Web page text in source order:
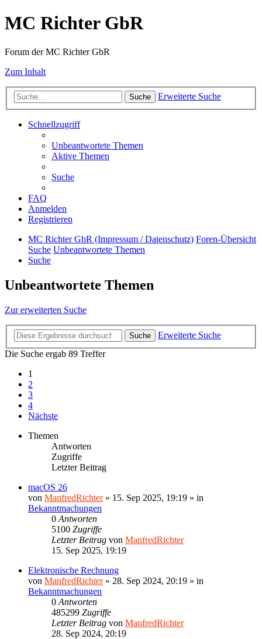
MC Richter GbR
Forum der MC Richter GbR
Zum Inhalt
Suche Erweiterte Suche
Schnellzugriff
Unbeantwortete Themen
Aktive Themen
Suche
FAQ
Anmelden
Registrieren
MC Richter GbR (Impressum / Datenschutz) Foren-Übersicht
Suche Unbeantwortete Themen
Suche
Unbeantwortete Themen
Zur erweiterten Suche
Suche
Erweiterte Suche
Die Suche ergab 89 Treffer
1
2
3
4
Nächste
Themen
Antworten
Zugriffe
Letzter Beitrag
macOS 26
von ManfredRichter» 15. Sep 2025, 19:19 » in
Bekanntmachungen
0 Antworten
5100 Zugriffe
Letzter Beitrag von ManfredRichter
15. Sep 2025, 19:19
Elektronische Rechnung
von ManfredRichter» 28. Sep 2024, 20:19 » in
Bekanntmachungen
0 Antworten
485299 Zugriffe
Letzter Beitrag von ManfredRichter
28. Sep 2024, 20:19